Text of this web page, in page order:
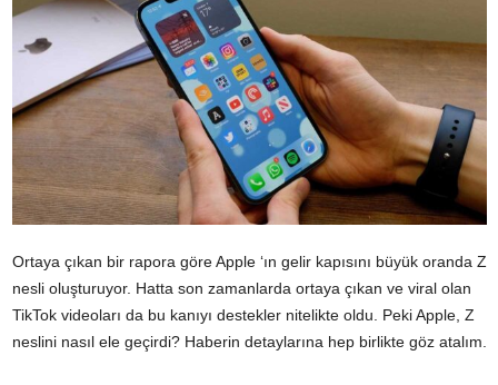
Ortaya çıkan bir rapora göre Apple ‘ın gelir kapısını büyük oranda Z
nesli oluşturuyor. Hatta son zamanlarda ortaya çıkan ve viral olan
TikTok videoları da bu kanıyı destekler nitelikte oldu. Peki Apple, Z
neslini nasıl ele geçirdi? Haberin detaylarına hep birlikte göz atalım.